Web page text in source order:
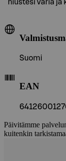
hiustesi väriä
Suomi
EAN
Päivitämme
kuitenkin